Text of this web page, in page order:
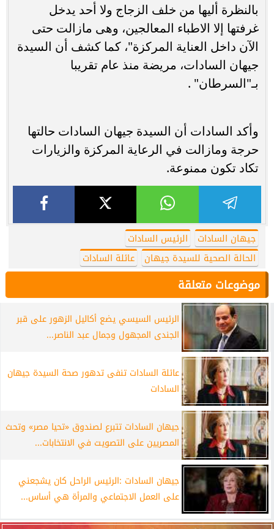
بالنظرة أليها من خلف الزجاج ولا أحد يدخل
غرفتها إلا الاطباء المعالجين، وهى مازالت حتى
الآن داخل العناية المركزة"، كما كشف أن السيدة
جيهان السادات، مريضة منذ عام تقريبا
بـ"السرطان" .
وأكد السادات أن السيدة جيهان السادات حالتها
حرجة ومازالت في الرعاية المركزة والزيارات
تكاد تكون ممنوعة.
جيهان السادات
الرئيس السادات
الحالة الصحية للسيدة جيهان
عائلة السادات
موضوعات متعلقة
الرئيس السيسي يضع أكاليل الزهور على قبر
الجندى المجهول وجمال عبد الناصر...
عائلة السادات تنفى تدهور صحة السيدة جيهان
السادات
جيهان السادات تتبرع لصندوق «تحيا مصر» وتحث
المصريين على التصويت في الانتخابات...
جيهان السادات :الرئيس الراحل كان يشجعني
على العمل الاجتماعي والمرأة هي أساس...